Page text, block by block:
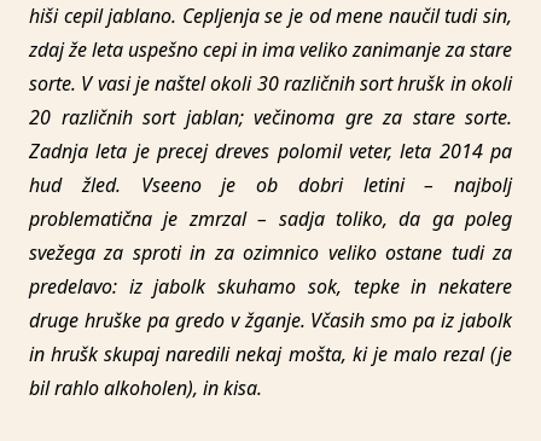
hiši cepil jablano. Cepljenja se je od mene naučil tudi sin,
zdaj že leta uspešno cepi in ima veliko zanimanje za stare
sorte. V vasi je naštel okoli 30 različnih sort hrušk in okoli
20 različnih sort jablan; večinoma gre za stare sorte.
Zadnja leta je precej dreves polomil veter, leta 2014 pa
hud žled. Vseeno je ob dobri letini – najbolj
problematična je zmrzal – sadja toliko, da ga poleg
svežega za sproti in za ozimnico veliko ostane tudi za
predelavo: iz jabolk skuhamo sok, tepke in nekatere
druge hruške pa gredo v žganje. Včasih smo pa iz jabolk
in hrušk skupaj naredili nekaj mošta, ki je malo rezal (je
bil rahlo alkoholen), in kisa.